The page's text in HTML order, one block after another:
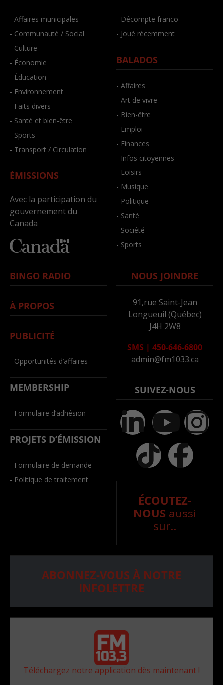
- Affaires municipales
- Communauté / Social
- Culture
- Économie
- Éducation
- Environnement
- Faits divers
- Santé et bien-être
- Sports
- Transport / Circulation
ÉMISSIONS
Avec la participation du
gouvernement du
Canada
- Décompte franco
- Joué récemment
BALADOS
- Affaires
- Art de vivre
- Bien-être
- Emploi
- Finances
- Infos citoyennes
- Loisirs
- Musique
- Politique
- Santé
- Société
- Sports
BINGO RADIO
À PROPOS
PUBLICITÉ
- Opportunités d’affaires
MEMBERSHIP
- Formulaire d’adhésion
PROJETS D’ÉMISSION
- Formulaire de demande
- Politique de traitement
NOUS JOINDRE
91,rue Saint-Jean
Longueuil (Québec)
J4H 2W8
SMS | 450-646-6800
admin@fm1033.ca
SUIVEZ-NOUS
ÉCOUTEZ-
NOUS aussi
sur..
ABONNEZ-VOUS À NOTRE
INFOLETTRE
Téléchargez notre application dès maintenant !